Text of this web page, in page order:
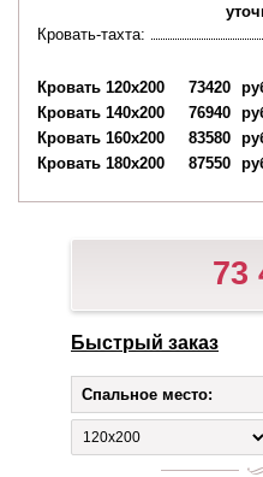
Кровать-тахта:
Кровать 120х200 73420
Кровать 140х200
76940
Кровать 160х200
83580
Кровать 180х200
87550
73
Быстрый заказ
Спальное место: